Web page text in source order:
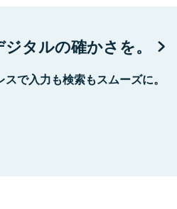
タルの確かさを。
で入力も検索もスムーズに。